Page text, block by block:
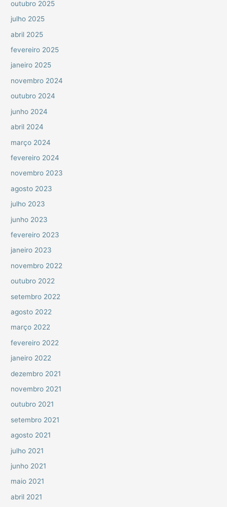
outubro 2025
julho 2025
abril 2025
fevereiro 2025
janeiro 2025
novembro 2024
outubro 2024
junho 2024
abril 2024
março 2024
fevereiro 2024
novembro 2023
agosto 2023
julho 2023
junho 2023
fevereiro 2023
janeiro 2023
novembro 2022
outubro 2022
setembro 2022
agosto 2022
março 2022
fevereiro 2022
janeiro 2022
dezembro 2021
novembro 2021
outubro 2021
setembro 2021
agosto 2021
julho 2021
junho 2021
maio 2021
abril 2021